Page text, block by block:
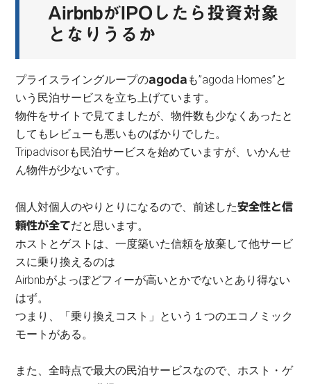
AirbnbがIPOしたら投資対象
となりうるか
プライスライングループのagoda も”agoda Homes”と
いう民泊サービスを立ち上げています。
物件をサイトで見てましたが、物件数も少なくあったと
してもレビューも悪いものばかりでした。
Tripadvisorも民泊サービスを始めていますが、いかんせ
ん物件が少ないです。
個人対個人のやりとりになるので、前述した安全性と信
頼性が全てだと思います。
ホストとゲストは、一度築いた信頼を放棄して他サービ
スに乗り換えるのは
Airbnbがよっぽどフィーが高いとかでないとあり得ない
はず。
つまり、「乗り換えコスト」という１つのエコノミック
モートがある。
また、全時点で最大の民泊サービスなので、ホスト・ゲ